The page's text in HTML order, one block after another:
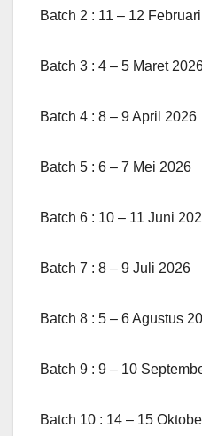
Batch 2 : 11 – 12
Batch 3 : 4 – 5 Maret
Batch 4 : 8 – 9 April 2026
Batch 5 : 6 – 7 Mei 2026
Batch 6 : 10 – 11 Juni
Batch 7 : 8 – 9 Juli 2026
Batch 8 : 5 – 6 Agustus
Batch 9 : 9 – 10
Batch 10 : 14 – 15